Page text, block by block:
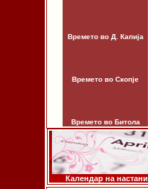
Времето во Д. Капија
Времето во Скопје
Времето во Битола
Календар на настани